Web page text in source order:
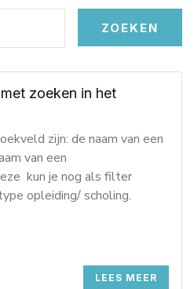
ZOEKEN
zoeken in het
zijn: de naam van een
van een
kun je nog als filter
opleiding/ scholing.
LEES MEER